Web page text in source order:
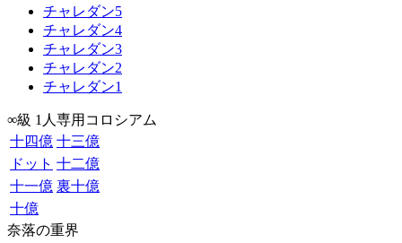
チャレダン5
チャレダン4
チャレダン3
チャレダン2
チャレダン1
∞級 1人専用コロシアム
十四億 十三億
ドット 十二億
十一億 裏十億
十億
奈落の重界